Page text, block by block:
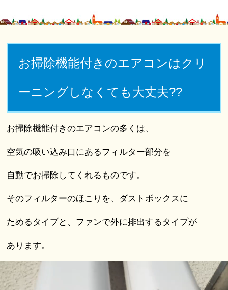
お掃除機能付きのエアコンはクリ
ーニングしなくても大丈夫??
お掃除機能付きのエアコンの多くは、
空気の吸い込み口にあるフィルター部分を
自動でお掃除してくれるものです。
そのフィルターのほこりを、ダストボックスに
ためるタイプと、ファンで外に排出するタイプが
あります。
動
画
プ